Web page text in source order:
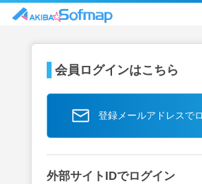
会員ログインはこちら
登録メールアドレスで
外部サイトIDでログイン